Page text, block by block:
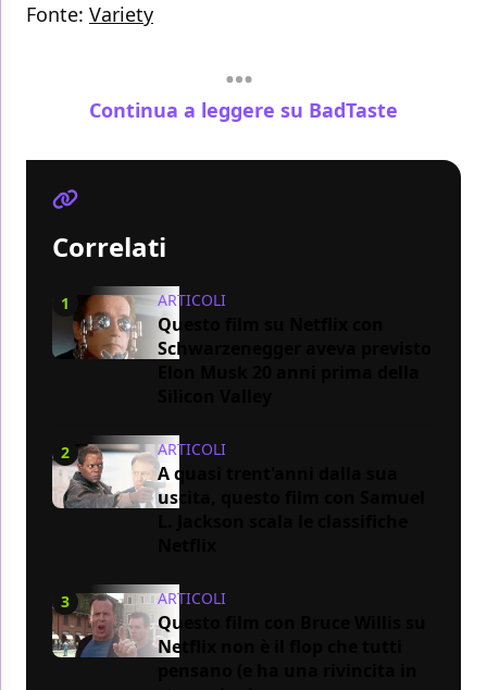
Fonte: Variety
Continua a leggere su BadTaste
Correlati
1 ARTICOLI
Questo film su Netflix con
Schwarzenegger aveva previsto
2 ARTICOLI
A quasi trent'anni dalla sua
uscita, questo film con Samuel
3 ARTICOLI
Questo film con Bruce Willis su
Netflix non è il flop che tutti